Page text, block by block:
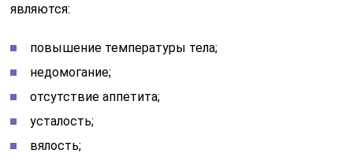
являются:
повышение температуры тела;
недомогание;
отсутствие аппетита;
усталость;
вялость;